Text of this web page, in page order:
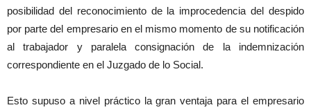
posibilidad del reconocimiento de la improcedencia del despido
por parte del empresario en el mismo momento de su notificación
al trabajador y paralela consignación de la indemnización
correspondiente en el Juzgado de lo Social.
Esto supuso a nivel práctico la gran ventaja para el empresario